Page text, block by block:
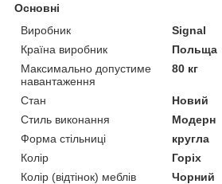
Основні
Виробник
Signal
Країна виробник
Польща
Максимально допустиме
навантаження
80 кг
Стан
Новий
Стиль виконання
Модерн
Форма стільниці
кругла
Колір
Горіх
Колір (відтінок) меблів
Чорний